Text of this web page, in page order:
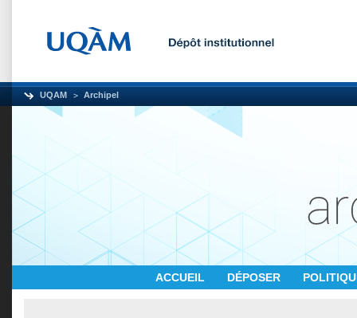
UQAM Archipel
ACCUEIL DÉPOSER